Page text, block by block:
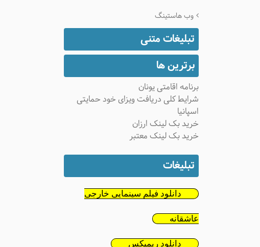
وب هاستینگ
تبلیغات متنی
برترین ها
برنامه اقامتی یونان
شرایط کلی دریافت ویزای خود حمایتی
اسپانیا
خرید بک لینک ارزان
خرید بک لینک معتبر
تبلیغات
دانلود فیلم سینمایی خارجی
عاشقانه
دانلود ریمیکس